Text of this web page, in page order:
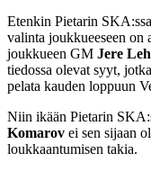
Etenkin Pietarin
valinta joukkueeseen on
joukkueen GM Jere
tiedossa olevat syyt,
pelata kauden loppuun
Niin ikään Pietarin
Komarov ei sen sijaan
loukkaantumisen takia.